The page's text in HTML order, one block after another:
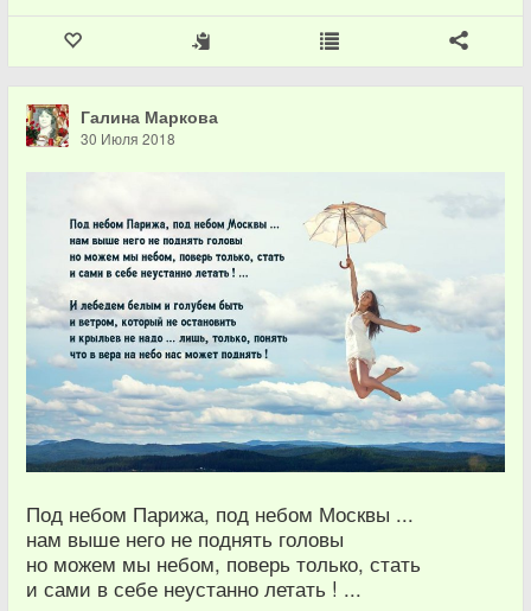
Галина Маркова
30 Июля 2018
Под небом Парижа, под небом Москвы ...
нам выше него не поднять головы
но можем мы небом, поверь только, стать
и сами в себе неустанно летать ! ...